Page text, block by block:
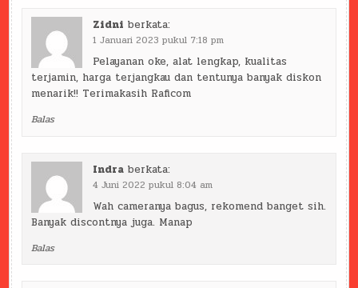
Zidni berkata:
1 Januari 2023 pukul 7:18 pm
Pelayanan oke, alat lengkap, kualitas
terjamin, harga terjangkau dan tentunya banyak diskon
menarik!! Terimakasih Raficom
Balas
Indra berkata:
4 Juni 2022 pukul 8:04 am
Wah cameranya bagus, rekomend banget sih.
Banyak discontnya juga. Manap
Balas